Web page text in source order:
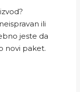
ili
jeste da
novi paket.